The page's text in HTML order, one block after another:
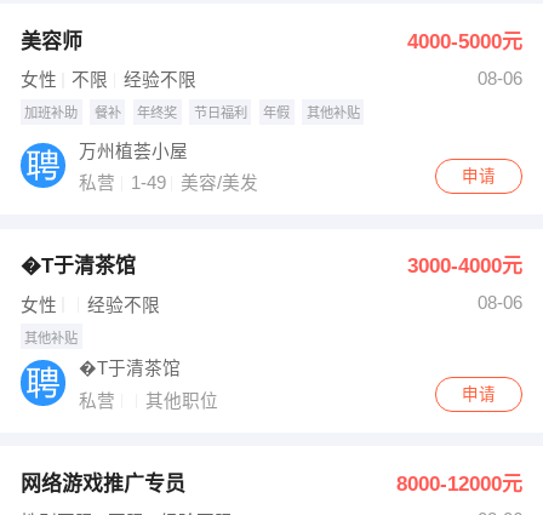
美容师 4000-5000元
女性 不限 经验不限 08-06
加班补助 餐补 年终奖 节日福利 年假 其他补贴
万州植荟小屋
私营
1-49 美容/美发 申请
�T于清茶馆 3000-4000元
女性 经验不限 08-06
其他补贴
�T于清茶馆
私营
其他职位 申请
网络游戏推广专员 8000-12000元